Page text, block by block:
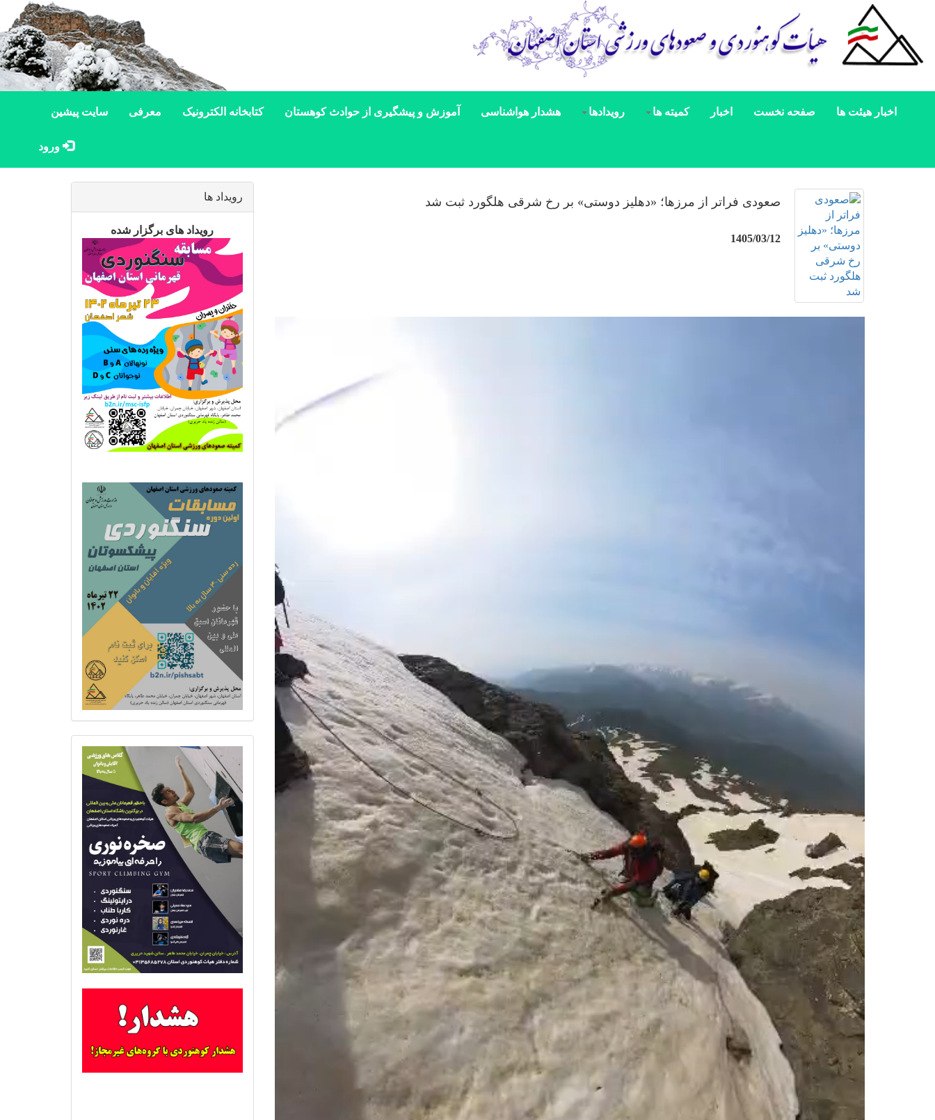
اخبار هیئت ها صفحه نخست اخبار کمیته ها رویدادها هشدار هواشناسی آموزش و پیشگیری از حوادث کوهستان کتابخانه الکترونیک معرفی سایت پیشین
ورود
صعودی فراتر از مرزها؛ «دهلیز دوستی» بر رخ شرقی هلگورد ثبت شد
1405/03/12
رویداد ها
رویداد های برگزار شده